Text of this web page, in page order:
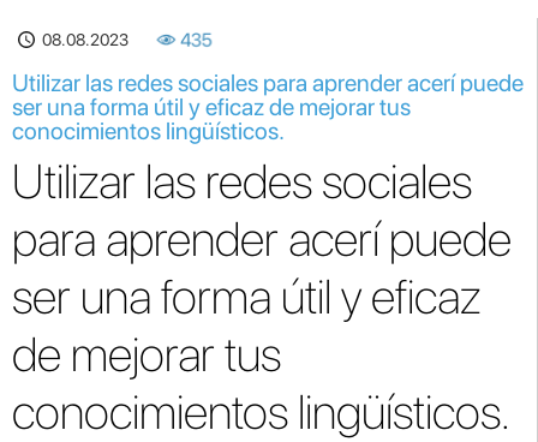
08.08.2023 435
Utilizar las redes sociales para aprender acerí puede
ser una forma útil y eficaz de mejorar tus
conocimientos lingüísticos.
Utilizar las redes sociales
para aprender acerí puede
ser una forma útil y eficaz
de mejorar tus
conocimientos lingüísticos.